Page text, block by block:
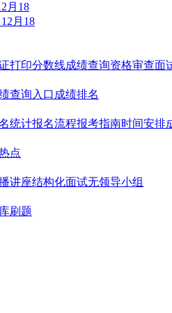
月18
月18
打印分数线成绩查询资格审查面
查询入口 成绩排名
统计报名流程报考指南时间安排
点
讲座结构化面试无领导小组
刷题